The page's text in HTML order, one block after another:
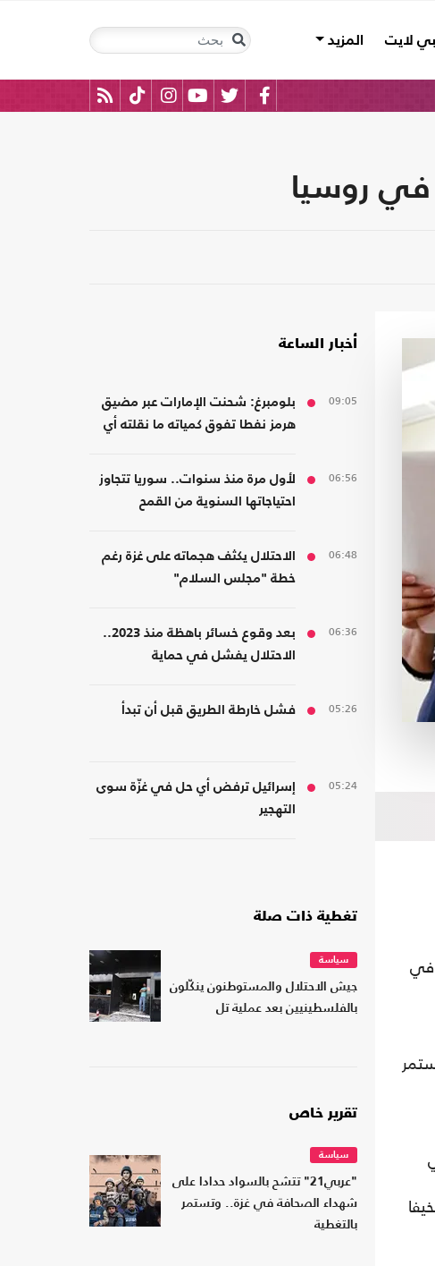
لايت المزيد
في روسيا
في
أخبار الساعة
09:05
بلومبرغ: شحنت الإمارات عبر مضيق
هرمز نفطا تفوق كمياته ما نقلته أي
06:56
لأول مرة منذ سنوات.. سوريا تتجاوز
احتياجاتها السنوية من القمح
06:48
الاحتلال يكثف هجماته على غزة رغم
خطة "مجلس السلام"
06:36
بعد وقوع خسائر باهظة منذ 2023..
الاحتلال يفشل في حماية
05:26 فشل خارطة الطريق قبل أن تبدأ
05:24
إسرائيل ترفض أي حل في غزّة سوى
التهجير
تغطية ذات صلة
سياسة
جيش الاحتلال والمستوطنون ينكّلون
بالفلسطينيين بعد عملية تل
تقرير خاص
سياسة
"عربي21" تتشح بالسواد حدادا على
شهداء الصحافة في غزة.. وتستمر
بالتغطية